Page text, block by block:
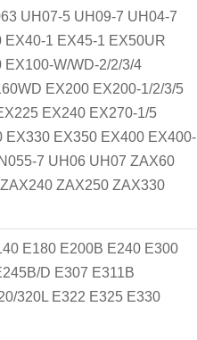
UH07-5 UH09-7 UH04-7
1 EX45-1 EX50UR
W/WD-2/2/3/4
EX200 EX200-1/2/3/5
EX240 EX270-1/5
EX330 EX350 EX400 EX400-
7 UH06 UH07 ZAX60
ZAX250 ZAX330
E180 E200B E240 E300
D E307 E311B
320L E322 E325 E330